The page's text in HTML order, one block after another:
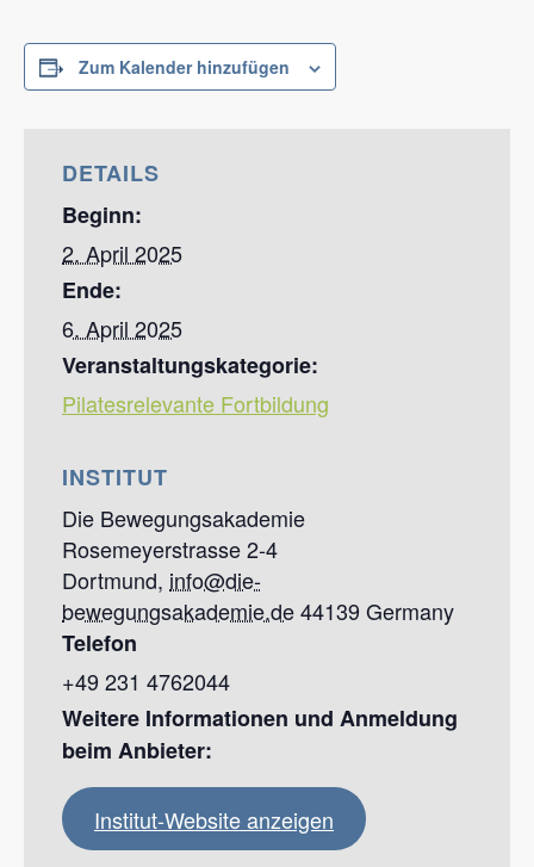
Zum Kalender hinzufügen
DETAILS
Beginn:
2. April 2025
Ende:
6. April 2025
Veranstaltungskategorie:
Pilatesrelevante Fortbildung
INSTITUT
Die Bewegungsakademie
Rosemeyerstrasse 2-4
Dortmund, info@die-
bewegungsakademie.de44139 Germany
Telefon
+49 231 4762044
Institut-Website anzeigen